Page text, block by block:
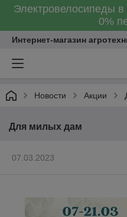
Электровелосипеды в
0%
Интернет-магазин
Новости Акции
Для милых дам
07.03.2023